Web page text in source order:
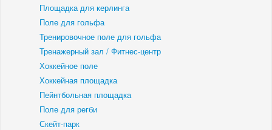
Площадка для керлинга
Поле для гольфа
Тренировочное поле для гольфа
Тренажерный зал / Фитнес-центр
Хоккейное поле
Хоккейная площадка
Пейнтбольная площадка
Поле для регби
Скейт-парк